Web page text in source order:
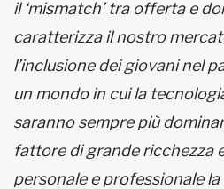
il ‘mismatch’ tra offerta e
caratterizza il nostro
l’inclusione dei giovani nel
un mondo in cui la
saranno sempre più
fattore di grande ricchezza
personale e professionale